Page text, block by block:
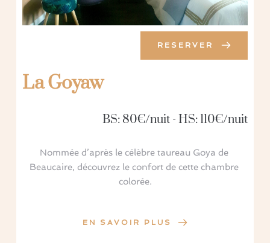
RESERVER
La Goyaw
BS: 80€/nuit - HS: 110€/nuit
Nommée d’après le célèbre taureau Goya de
Beaucaire, découvrez le confort de cette chambre
colorée.
EN SAVOIR PLUS